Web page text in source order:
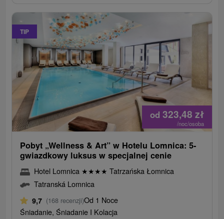
TIP
od 323,48 zł
/noc/osoba
Pobyt „Wellness & Art” w Hotelu Lomnica: 5-
gwiazdkowy luksus w specjalnej cenie
Hotel Lomnica ★★★★ Tatrzańska Łomnica
Tatranská Lomnica
9,7 (168 recenzji)Od 1 Noce
Śniadanie, Śniadanie I Kolacja